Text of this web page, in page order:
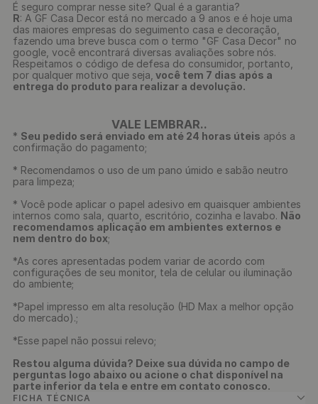
É seguro comprar nesse site? Qual é a garantia?
R: A GF Casa Decor está no mercado a 9 anos e é hoje uma
das maiores empresas do seguimento casa e decoração,
fazendo uma breve busca com o termo "GF Casa Decor" no
google, você encontrará diversas avaliações sobre nós.
Respeitamos o código de defesa do consumidor, portanto,
por qualquer motivo que seja, você tem 7 dias após a
entrega do produto para realizar a devolução.
VALE LEMBRAR..
* Seu pedido será enviado em até 24 horas úteis após a
confirmação do pagamento;
* Recomendamos o uso de um pano úmido e sabão neutro
para limpeza;
* Você pode aplicar o papel adesivo em quaisquer ambientes
internos como sala, quarto, escritório, cozinha e lavabo. Não
recomendamos aplicação em ambientes externos e
nem dentro do box;
*As cores apresentadas podem variar de acordo com
configurações de seu monitor, tela de celular ou iluminação
do ambiente;
*Papel impresso em alta resolução (HD Max a melhor opção
do mercado).;
*Esse papel não possui relevo;
Restou alguma dúvida? Deixe sua dúvida no campo de
perguntas logo abaixo ou acione o chat disponível na
parte inferior da tela e entre em contato conosco.
FICHA TÉCNICA